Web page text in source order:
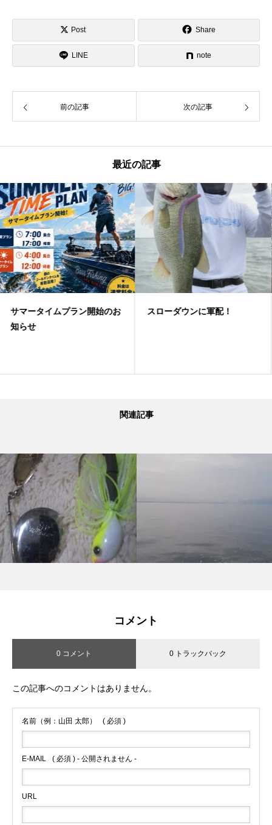
Post Share
LINE note
前の記事 次の記事
最近の記事
スローダウンに軍配！ 夏！フリーリグゲーム
関連記事
コメント
0 コメント 0 トラックバック
この記事へのコメントはありません。
名前（例：山田 太郎） ( 必須 )
E-MAIL ( 必須 ) - 公開されません -
URL